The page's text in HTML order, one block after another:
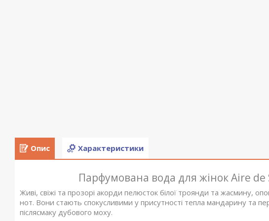
Опис Характеристики
Парфумована вода для жінок Aire de
Живі, свіжі та прозорі акорди пелюсток білої троянди та жасмину,
нот. Вони стають спокусливими у присутності тепла мандарину та
післясмаку дубового моху.